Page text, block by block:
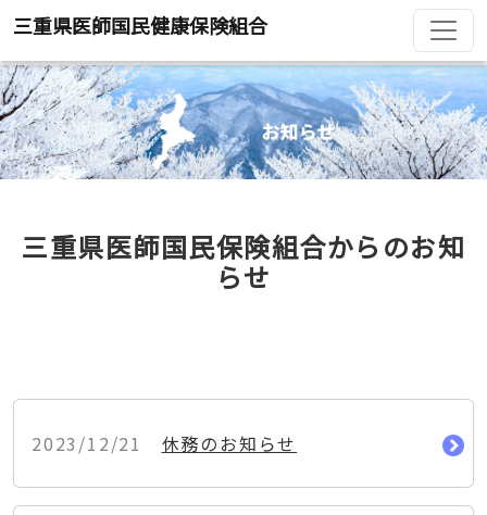
三重県医師国民健康保険組合
三重県医師国民保険組合からのお知
らせ
2023/12/21 休務のお知らせ